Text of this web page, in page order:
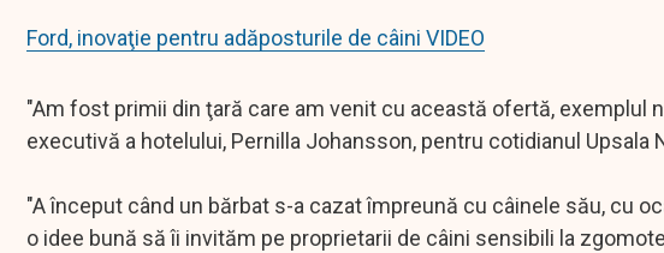
Ford, inovaţie pentru adăposturile de câini VIDEO
"Am fost primii din ţară care am venit cu această ofertă, exemplul
executivă a hotelului, Pernilla Johansson, pentru cotidianul Upsala
"A început când un bărbat s-a cazat împreună cu câinele său, cu
o idee bună să îi invităm pe proprietarii de câini sensibili la